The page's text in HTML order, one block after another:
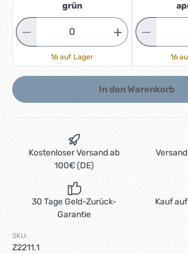
grün
16 auf Lager 16
In den Warenkorb
Kostenloser Versand ab
100€ (DE)
30 Tage Geld-Zurück-
Garantie
Kauf
SKU:
Z2211.1